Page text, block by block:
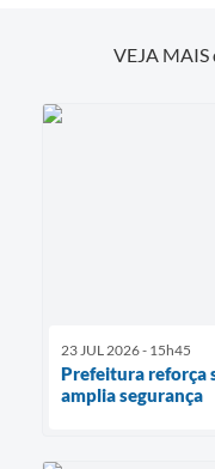
VEJA MAIS
23 JUL 2026 - 15h45
Prefeitura reforça
amplia segurança